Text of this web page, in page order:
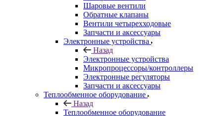
Шаровые вентили
Обратные клапаны
Вентили четырехходовые
Запчасти и аксессуары
Электронные устройства
Назад
Электронные устройства
Микропроцессоры/контроллеры
Электронные регуляторы
Запчасти и аксессуары
Теплообменное оборудование
Назад
Теплообменное оборудование